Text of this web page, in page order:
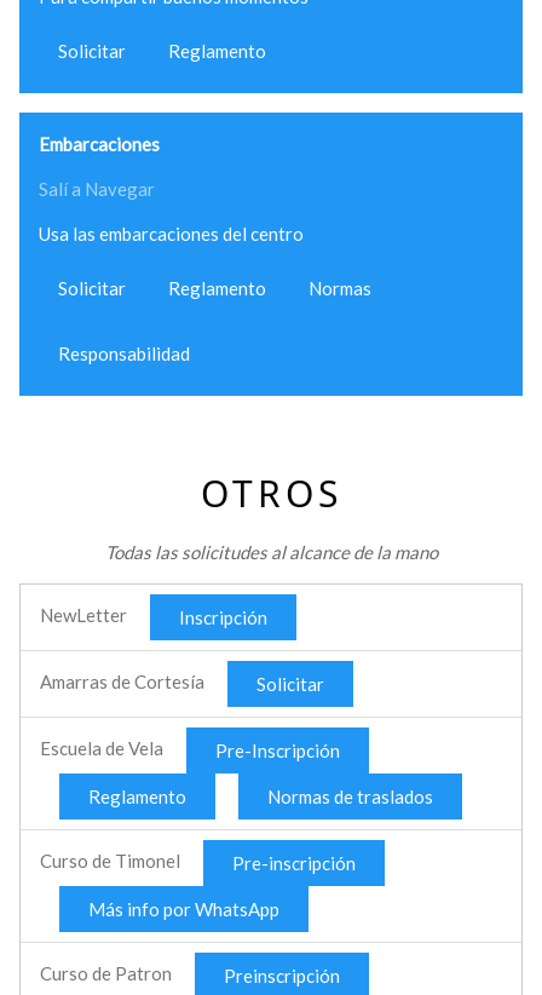
Solicitar Reglamento
Embarcaciones
Salí a Navegar
Usa las embarcaciones del centro
Solicitar Reglamento Normas
Responsabilidad
OTROS
Todas las solicitudes al alcance de la mano
NewLetter Inscripción
Amarras de Cortesía Solicitar
Escuela de Vela Pre-Inscripción
Reglamento Normas de traslados
Curso de Timonel Pre-inscripción
Más info por WhatsApp
Curso de Patron Preinscripción